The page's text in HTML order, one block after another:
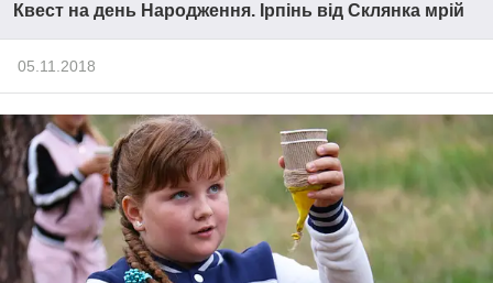
Квест на день Народження. Ірпінь від Склянка мрій
05.11.2018